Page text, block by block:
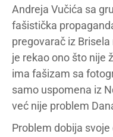
Andreja Vučića sa
fašistička
pregovarač iz
je rekao ono što nije
ima fašizam sa
samo uspomena iz
već nije problem
Problem dobija